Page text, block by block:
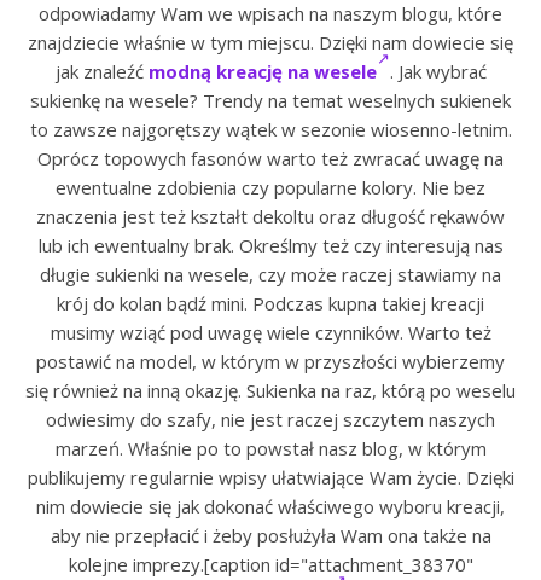
odpowiadamy Wam we wpisach na naszym blogu, które
znajdziecie właśnie w tym miejscu. Dzięki nam dowiecie się
jak znaleźć modną kreację na wesele . Jak wybrać
sukienkę na wesele? Trendy na temat weselnych sukienek
to zawsze najgorętszy wątek w sezonie wiosenno-letnim.
Oprócz topowych fasonów warto też zwracać uwagę na
ewentualne zdobienia czy popularne kolory. Nie bez
znaczenia jest też kształt dekoltu oraz długość rękawów
lub ich ewentualny brak. Określmy też czy interesują nas
długie sukienki na wesele, czy może raczej stawiamy na
krój do kolan bądź mini. Podczas kupna takiej kreacji
musimy wziąć pod uwagę wiele czynników. Warto też
postawić na model, w którym w przyszłości wybierzemy
się również na inną okazję. Sukienka na raz, którą po weselu
odwiesimy do szafy, nie jest raczej szczytem naszych
marzeń. Właśnie po to powstał nasz blog, w którym
publikujemy regularnie wpisy ułatwiające Wam życie. Dzięki
nim dowiecie się jak dokonać właściwego wyboru kreacji,
aby nie przepłacić i żeby posłużyła Wam ona także na
kolejne imprezy.[caption id="attachment_38370"